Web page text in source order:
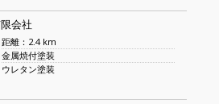
会社
距離：2.4 km
金属焼付塗装
ウレタン塗装